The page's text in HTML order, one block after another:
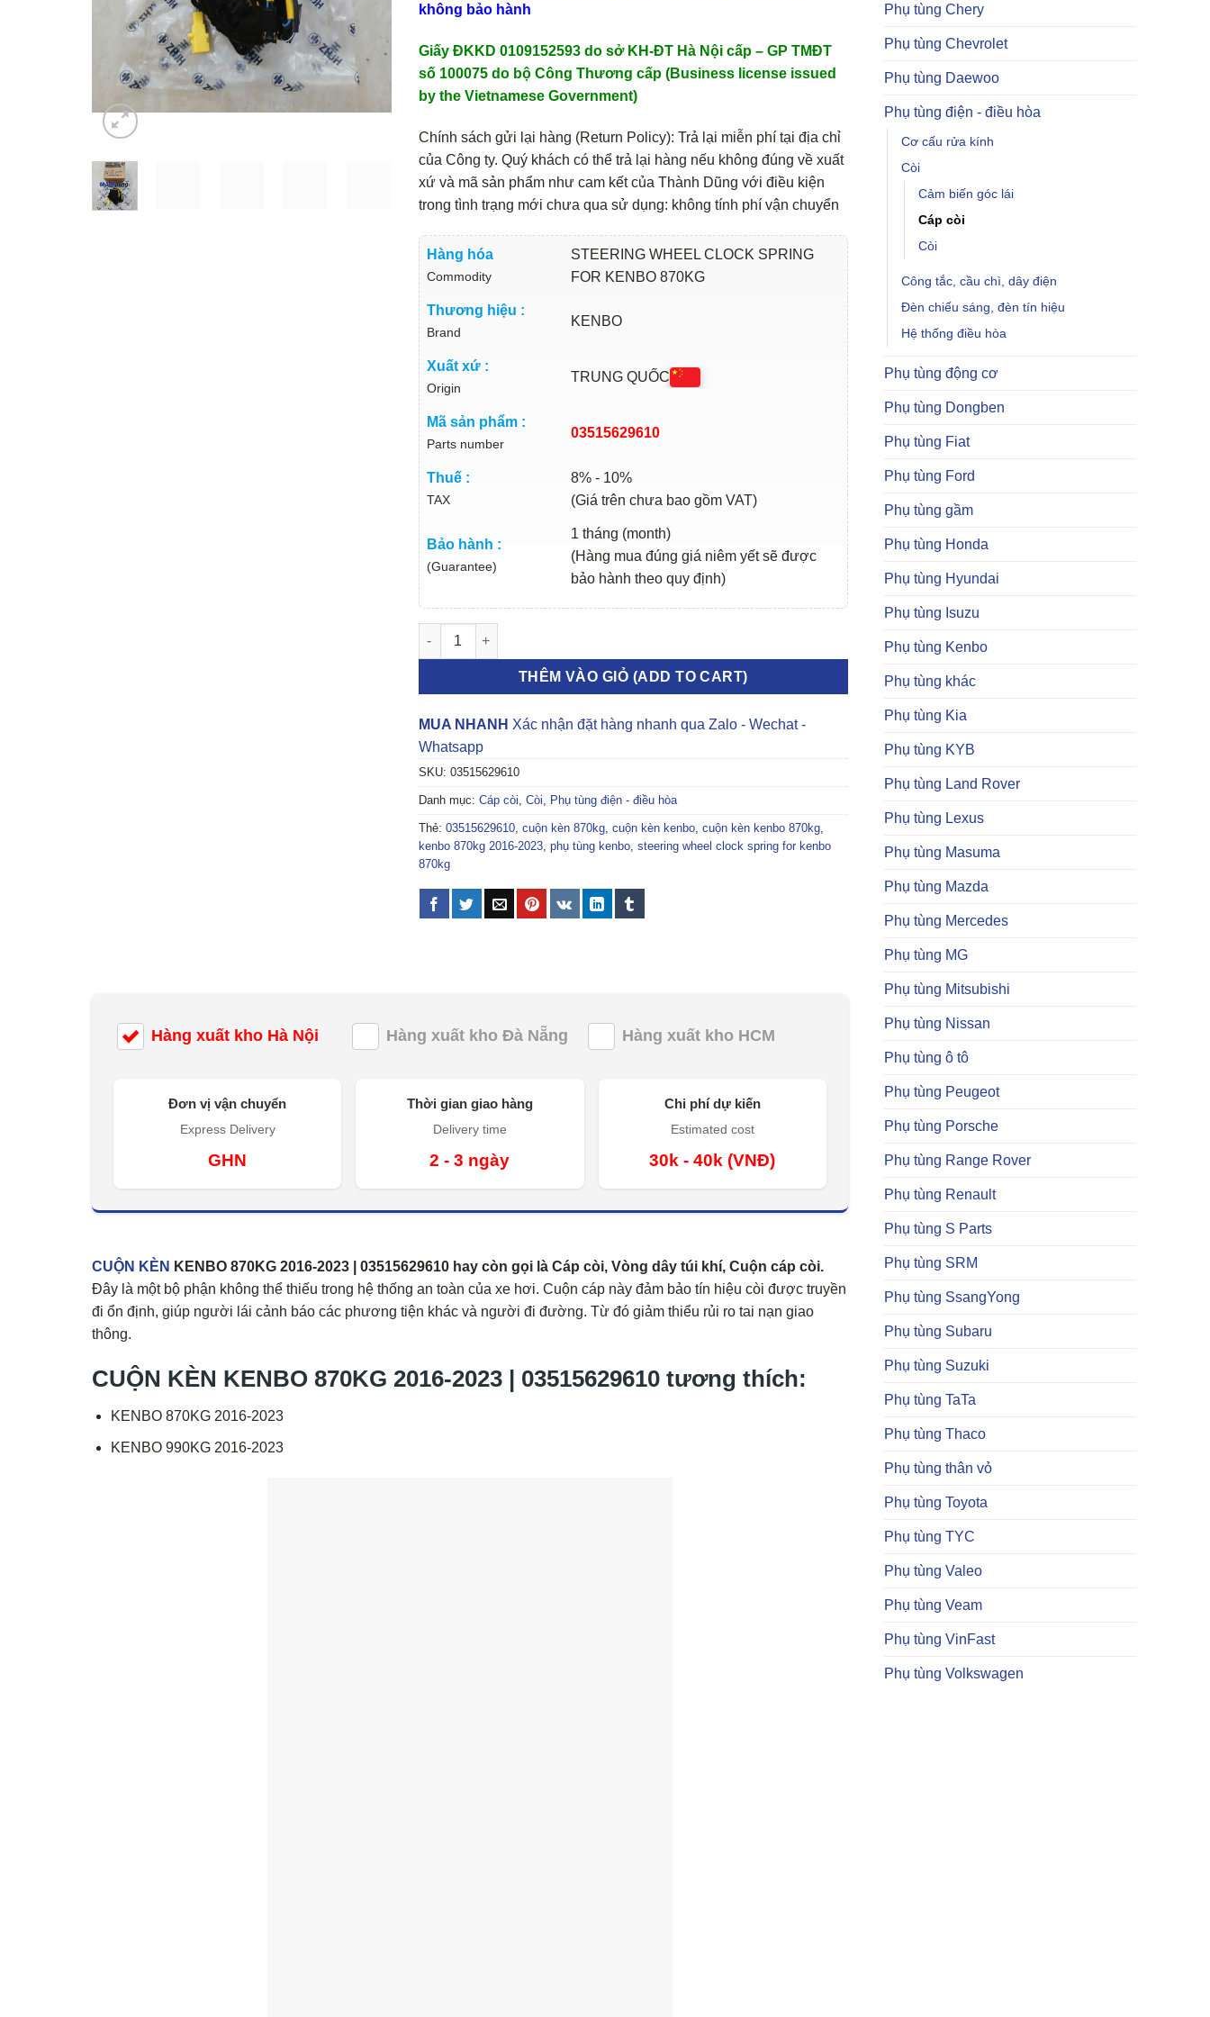
Phụ tùng Chery
Phụ tùng Chevrolet
Phụ tùng Daewoo
Phụ tùng điện - điều hòa
Cơ cấu rửa kính
Còi
Cảm biến góc lái
Cáp còi
Còi
Công tắc, cầu chì, dây điện
Đèn chiếu sáng, đèn tín hiệu
Hệ thống điều hòa
Phụ tùng động cơ
Phụ tùng Dongben
Phụ tùng Fiat
Phụ tùng Ford
Phụ tùng gầm
Phụ tùng Honda
Phụ tùng Hyundai
Phụ tùng Isuzu
Phụ tùng Kenbo
Phụ tùng khác
Phụ tùng Kia
Phụ tùng KYB
Phụ tùng Land Rover
Phụ tùng Lexus
Phụ tùng Masuma
Phụ tùng Mazda
Phụ tùng Mercedes
Phụ tùng MG
Phụ tùng Mitsubishi
Phụ tùng Nissan
Phụ tùng ô tô
Phụ tùng Peugeot
Phụ tùng Porsche
Phụ tùng Range Rover
Phụ tùng Renault
Phụ tùng S Parts
Phụ tùng SRM
Phụ tùng SsangYong
Phụ tùng Subaru
Phụ tùng Suzuki
Phụ tùng TaTa
Phụ tùng Thaco
Phụ tùng thân vỏ
Phụ tùng Toyota
Phụ tùng TYC
Phụ tùng Valeo
Phụ tùng Veam
Phụ tùng VinFast
Phụ tùng Volkswagen
không bảo hành
Giấy ĐKKD 0109152593 do sở KH-ĐT Hà Nội cấp – GP TMĐT
số 100075 do bộ Công Thương cấp (Business license issued
by the Vietnamese Government)
Chính sách gửi lại hàng (Return Policy): Trả lại miễn phí tại địa chỉ
của Công ty. Quý khách có thể trả lại hàng nếu không đúng về xuất
xứ và mã sản phẩm như cam kết của Thành Dũng với điều kiện
trong tình trạng mới chưa qua sử dụng: không tính phí vận chuyển
Hàng hóa
Commodity
STEERING WHEEL CLOCK SPRING
FOR KENBO 870KG
Thương hiệu :
Brand
KENBO
Xuất xứ :
Origin
TRUNG QUỐC
Mã sản phẩm :
Parts number
03515629610
Thuế :
TAX
8% - 10%
(Giá trên chưa bao gồm VAT)
Bảo hành :
(Guarantee)
1 tháng (month)
(Hàng mua đúng giá niêm yết sẽ được
bảo hành theo quy định)
CUỘN KÈN KENBO 870KG 2016-2023 | 03515629610 số lượng
THÊM VÀO GIỎ (ADD TO CART)
MUA NHANH Xác nhận đặt hàng nhanh qua Zalo - Wechat -
Whatsapp
SKU: 03515629610
Danh mục: Cáp còi Còi Phụ tùng điện - điều hòa
Thẻ: 03515629610, cuộn kèn 870kg, cuộn kèn kenbo, cuộn kèn kenbo 870kg,
kenbo 870kg 2016-2023, phụ tùng kenbo, steering wheel clock spring for kenbo
870kg
Hàng xuất kho Hà Nội Hàng xuất kho Đà Nẵng Hàng xuất kho HCM
Đơn vị vận chuyển
Express Delivery
GHN
Thời gian giao hàng
Delivery time
2 - 3 ngày
Chi phí dự kiến
Estimated cost
30k - 40k (VNĐ)
CUỘN KÈN KENBO 870KG 2016-2023 | 03515629610 hay còn gọi là Cáp còi, Vòng dây túi khí, Cuộn cáp còi.
Đây là một bộ phận không thể thiếu trong hệ thống an toàn của xe hơi. Cuộn cáp này đảm bảo tín hiệu còi được truyền
đi ổn định, giúp người lái cảnh báo các phương tiện khác và người đi đường. Từ đó giảm thiểu rủi ro tai nạn giao
thông.
CUỘN KÈN KENBO 870KG 2016-2023 | 03515629610 tương thích:
KENBO 870KG 2016-2023
KENBO 990KG 2016-2023